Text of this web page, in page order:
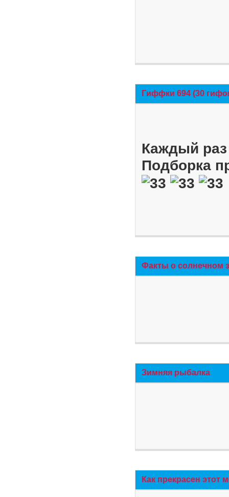
Гиффки 694 (30
Каждый
Подборка
Факты о солнечном
Зимняя рыбалка
Как прекрасен этот